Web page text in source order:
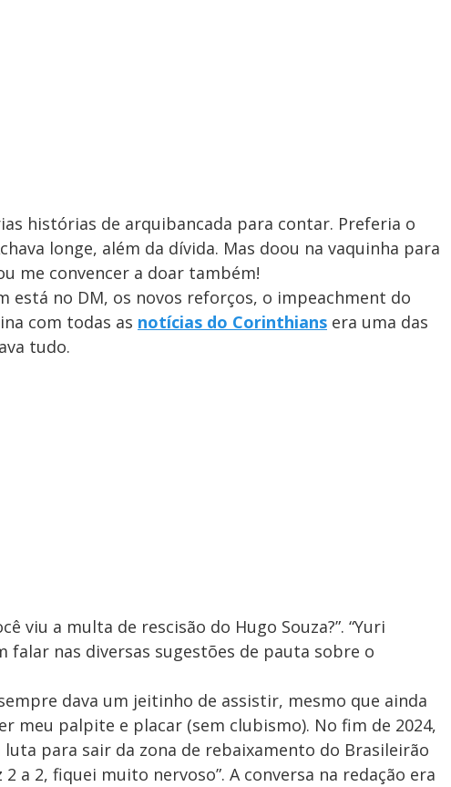
histórias de arquibancada para contar. Preferia o
longe, além da dívida. Mas doou na vaquinha para
me convencer a doar também!
está no DM, os novos reforços, o impeachment do
com todas as notícias do Corinthians era uma das
tudo.
viu a multa de rescisão do Hugo Souza?”. “Yuri
falar nas diversas sugestões de pauta sobre o
dava um jeitinho de assistir, mesmo que ainda
meu palpite e placar (sem clubismo). No fim de 2024,
para sair da zona de rebaixamento do Brasileirão
a 2, fiquei muito nervoso”. A conversa na redação era